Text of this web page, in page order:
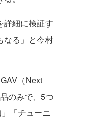
詳細に検証す
なる」と今村
（Next
のみで、5つ
「チューニ